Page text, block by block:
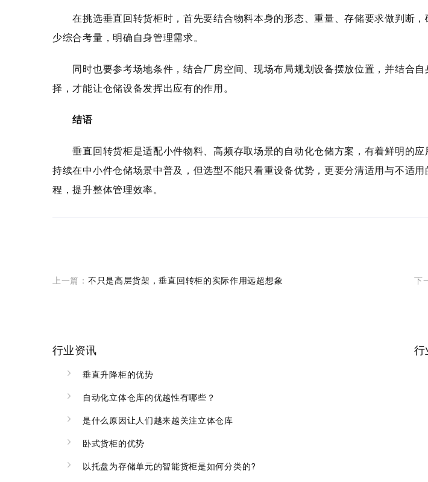
在挑选垂直回转货柜时，首先要结合物料本身的形态、重量、存储要求做判断，
少综合考量，明确自身管理需求。
同时也要参考场地条件，结合厂房空间、现场布局规划设备摆放位置，并结合
择，才能让仓储设备发挥出应有的作用。
结语
垂直回转货柜是适配小件物料、高频存取场景的自动化仓储方案，有着鲜明的应
持续在中小件仓储场景中普及，但选型不能只看重设备优势，更要分清适用与不适
程，提升整体管理效率。
上一篇： 不只是高层货架，垂直回转柜的实际作用远超想象 下
行业资讯
垂直升降柜的优势
自动化立体仓库的优越性有哪些？
是什么原因让人们越来越关注立体仓库
卧式货柜的优势
以托盘为存储单元的智能货柜是如何分类的?
行